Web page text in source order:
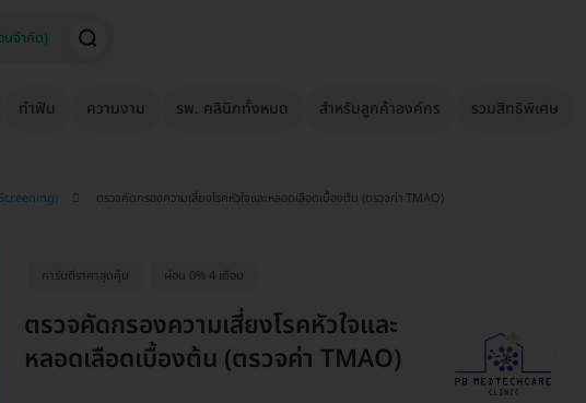
ทำฟัน ความงาม รพ. คลินิกทั้งหมด สำหรับลูกค้าองค์กร รวมสิทธิพิเศษ
ตรวจคัดกรองความเสี่ยงโรคหัวใจและหลอดเลือดเบื้องต้น (ตรวจค่า TMAO)
การันตีราคาสุดคุ้ม ผ่อน 0% 4 เดือน
ตรวจคัดกรองความเสี่ยงโรคหัวใจและ
หลอดเลือดเบื้องต้น (ตรวจค่า TMAO)